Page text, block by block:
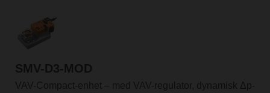
SMV-D3-MOD
VAV-Compact-enhet – med VAV-regulator, dynamisk Δp-